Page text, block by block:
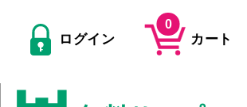
ログイン
0
カート